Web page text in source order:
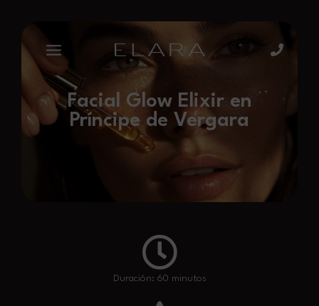
Facial Glow Elixir en
Príncipe de Vergara
Duración: 60 minutos